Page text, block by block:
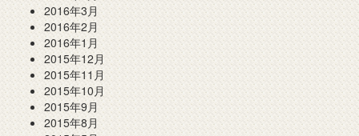
2016年3月
2016年2月
2016年1月
2015年12月
2015年11月
2015年10月
2015年9月
2015年8月